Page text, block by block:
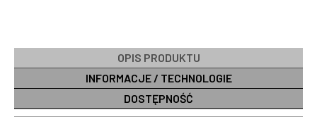
OPIS PRODUKTU
INFORMACJE / TECHNOLOGIE
DOSTĘPNOŚĆ